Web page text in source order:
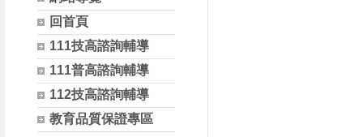
回首頁
111技高諮詢輔導
111普高諮詢輔導
112技高諮詢輔導
教育品質保證專區